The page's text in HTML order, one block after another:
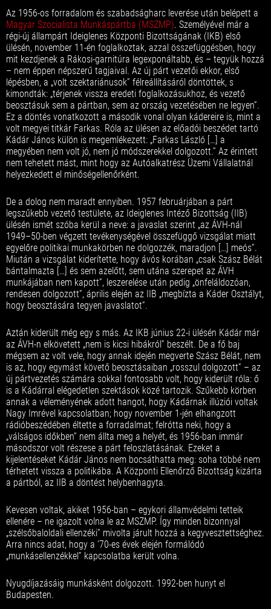
Az 1956-os forradalom és szabadságharc leverése után belépett a
Magyar Szocialista Munkáspártba (MSZMP). Személyével már a
régi-új állampárt Ideiglenes Központi Bizottságának (IKB) első
ülésén, november 11-én foglalkoztak, azzal összefüggésben, hogy
mit kezdjenek a Rákosi-garnitúra legexponáltabb, és – tegyük hozzá
– nem éppen népszerű tagjaival. Az új párt vezetői ekkor, első
lépésben, a „volt szektariánusok” félreállításáról döntöttek, s
kimondták: „térjenek vissza eredeti foglalkozásukhoz, és vezető
beosztásuk sem a pártban, sem az ország vezetésében ne legyen”.
Ez a döntés vonatkozott a második vonal olyan kádereire is, mint a
volt megyei titkár Farkas. Róla az ülésen az előadói beszédet tartó
Kádár János külön is megemlékezett: „Farkas László […] a
megyében nem volt jó, nem jó módszerekkel dolgozott.” Az érintett
nem tehetett mást, mint hogy az Autóalkatrész Üzemi Vállalatnál
helyezkedett el minőségellenőrként.
De a dolog nem maradt ennyiben. 1957 februárjában a párt
legszűkebb vezető testülete, az Ideiglenes Intéző Bizottság (IIB)
ülésén ismét szóba kerül a neve: a javaslat szerint „az ÁVH-nál
1949–50-ben végzett tevékenységével összefüggő vizsgálat miatt
egyelőre politikai munkakörben ne dolgozzék, maradjon […] meós”.
Miután a vizsgálat kiderítette, hogy ávós korában „csak Szász Bélát
bántalmazta […] és sem azelőtt, sem utána szerepet az ÁVH
munkájában nem kapott”, leszerelése után pedig „önfeláldozóan,
rendesen dolgozott”, április elején az IIB „megbízta a Káder Osztályt,
hogy beosztására tegyen javaslatot”.
Aztán kiderült még egy s más. Az IKB június 22-i ülésén Kádár már
az ÁVH-n elkövetett „nem is kicsi hibákról” beszélt. De a fő baj
mégsem az volt vele, hogy annak idején megverte Szász Bélát, nem
is az, hogy egymást követő beosztásaiban „rosszul dolgozott” – az
új pártvezetés számára sokkal fontosabb volt, hogy kiderült róla: ő
is a Kádárral elégedetlen szektások közé tartozik. Szűkebb körben
annak a véleményének adott hangot, hogy Kádárnak illúziói voltak
Nagy Imrével kapcsolatban; hogy november 1-jén elhangzott
rádióbeszédében éltette a forradalmat; felrótta neki, hogy a
„válságos időkben” nem állta meg a helyét, és 1956-ban immár
másodszor volt részese a párt feloszlatásának. Ezeket a
kijelentéseket Kádár János nem bocsáthatta meg: soha többé nem
térhetett vissza a politikába. A Központi Ellenőrző Bizottság kizárta
a pártból, az IIB a döntést helybenhagyta.
Kevesen voltak, akiket 1956-ban – egykori államvédelmi tetteik
ellenére – ne igazolt volna le az MSZMP. Így minden bizonnyal
„szélsőbaloldali ellenzéki” mivolta járult hozzá a kegyvesztettséghez.
Arra nincs adat, hogy a ’70-es évek elején formálódó
„munkásellenzékkel” kapcsolatba került volna.
Nyugdíjazásáig munkásként dolgozott. 1992-ben hunyt el
Budapesten.